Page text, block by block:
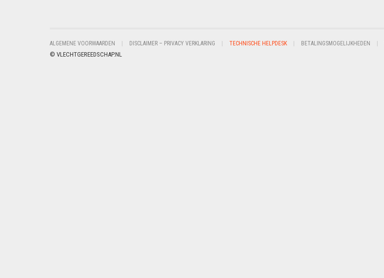
ALGEMENE VOORWAARDEN DISCLAIMER – PRIVACY VERKLARING TECHNISCHE HELPDESK BETALINGSMOGELIJKHEDEN
© VLECHTGEREEDSCHAP.NL